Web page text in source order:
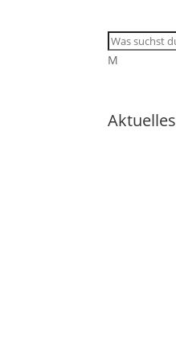
M
Aktuelles